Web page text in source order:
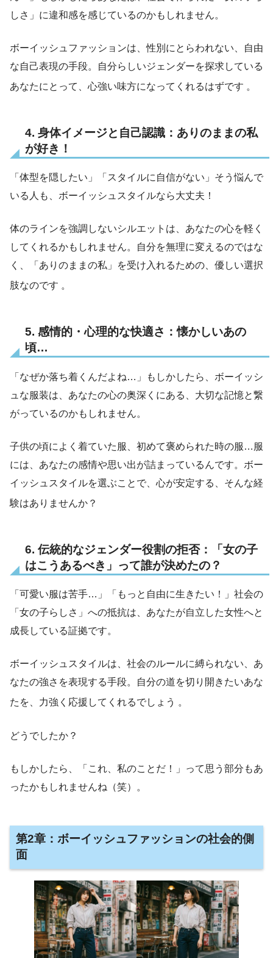
しさ」に違和感を感じているのかもしれません。
ボーイッシュファッションは、性別にとらわれない、自由
な自己表現の手段。自分らしいジェンダーを探求している
あなたにとって、心強い味方になってくれるはずです 。
4. 身体イメージと自己認識：ありのままの私
が好き！
「体型を隠したい」「スタイルに自信がない」そう悩んで
いる人も、ボーイッシュスタイルなら大丈夫！
体のラインを強調しないシルエットは、あなたの心を軽く
してくれるかもしれません。自分を無理に変えるのではな
く、「ありのままの私」を受け入れるための、優しい選択
肢なのです 。
5. 感情的・心理的な快適さ：懐かしいあの
頃…
「なぜか落ち着くんだよね…」もしかしたら、ボーイッシ
ュな服装は、あなたの心の奥深くにある、大切な記憶と繋
がっているのかもしれません。
子供の頃によく着ていた服、初めて褒められた時の服…服
には、あなたの感情や思い出が詰まっているんです。ボー
イッシュスタイルを選ぶことで、心が安定する、そんな経
験はありませんか？
6. 伝統的なジェンダー役割の拒否：「女の子
はこうあるべき」って誰が決めたの？
「可愛い服は苦手…」「もっと自由に生きたい！」社会の
「女の子らしさ」への抵抗は、あなたが自立した女性へと
成長している証拠です。
ボーイッシュスタイルは、社会のルールに縛られない、あ
なたの強さを表現する手段。自分の道を切り開きたいあな
たを、力強く応援してくれるでしょう 。
どうでしたか？
もしかしたら、「これ、私のことだ！」って思う部分もあ
ったかもしれませんね（笑）。
第2章：ボーイッシュファッションの社会的側
面